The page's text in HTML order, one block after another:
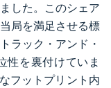
した。このシェア
局を満足させる標
ラック・アンド・
性を裏付けていま
フットプリント内